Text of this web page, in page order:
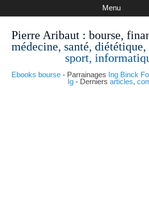
Pierre Aribaut : bourse,
médecine, santé,
sport,
Ebooks bourse- Parrainages Ing Binck
Ig- Derniers articles,
Menu